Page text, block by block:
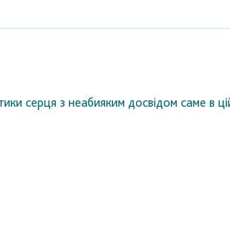
серця з неабияким досвідом саме в